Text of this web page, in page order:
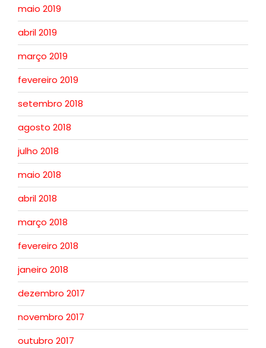
maio 2019
abril 2019
março 2019
fevereiro 2019
setembro 2018
agosto 2018
julho 2018
maio 2018
abril 2018
março 2018
fevereiro 2018
janeiro 2018
dezembro 2017
novembro 2017
outubro 2017